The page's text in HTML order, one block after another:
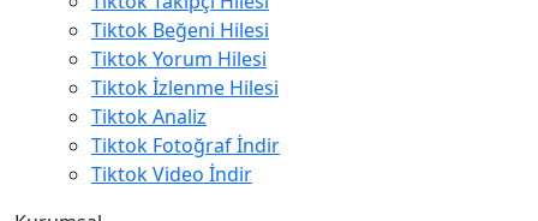
Tiktok Beğeni Hilesi
Tiktok Yorum Hilesi
Tiktok İzlenme Hilesi
Tiktok Analiz
Tiktok Fotoğraf İndir
Tiktok Video İndir